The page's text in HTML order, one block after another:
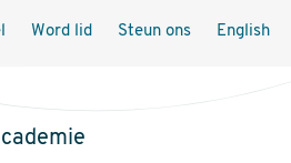
Word lid Steun ons English